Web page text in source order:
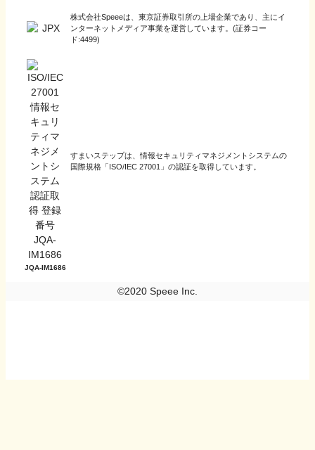
株式会社Speeeは、東京証券取引所の上場企業であり、主にイ
ンターネットメディア事業を運営しています。(証券コー
ド:4499)
JQA-IM1686
すまいステップは、情報セキュリティマネジメントシステムの
国際規格「ISO/IEC 27001」の認証を取得しています。
©2020 Speee Inc.